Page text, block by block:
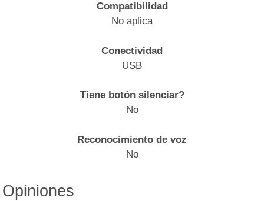
Compatibilidad
No aplica
Conectividad
USB
Tiene botón silenciar?
No
Reconocimiento de voz
No
Opiniones